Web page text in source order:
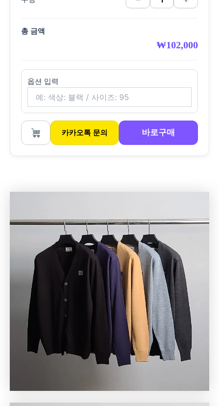
총 금액
₩102,000
옵션 입력
카카오톡 문의 바로구매